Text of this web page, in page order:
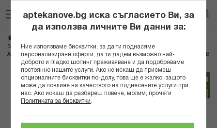
към
съдържанието
Вход
Бебешки душ гелове
А-ДЕРМА ЕКЗОМЕГА КОНТРОЛ ЕМОЛИЕНТНО ДУШ ОЛИО 500МЛ С ПОМПА В
Преминете
края
галерията
aptekanove.bg иска съгласието Ви, за
да използва личните Ви данни за:
Ние използваме бисквитки, за да ти поднасяме
персонализирани оферти, да ти дадем възможно най-
доброто и гладко шопинг преживяване и да подобряваме
постоянно нашите услуги. Ако не искаш да приемеш
опционалните бисквитки по-долу, това ще е жалко, защото
може да повлияе на качеството на поднесените услуги при
нас. Ако искаш да разбереш повече, молим, прочети
Политиката за бисквитки